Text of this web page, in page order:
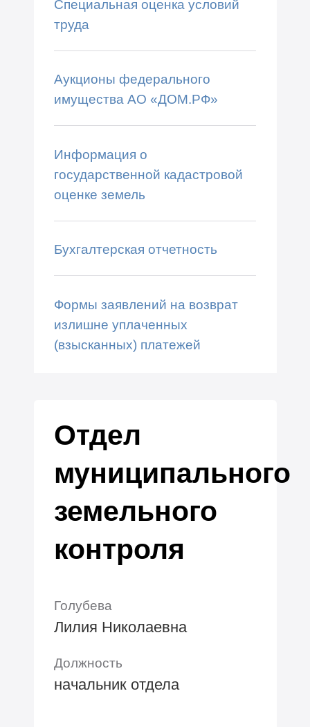
Специальная оценка условий
труда
Аукционы федерального
имущества АО «ДОМ.РФ»
Информация о
государственной кадастровой
оценке земель
Бухгалтерская отчетность
Формы заявлений на возврат
излишне уплаченных
(взысканных) платежей
Отдел
муниципального
земельного
контроля
Голубева
Лилия Николаевна
Должность
начальник отдела